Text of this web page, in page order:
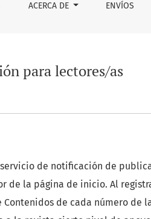
ACERCA DE ENVÍOS
para lectores/as
de notificación de
de la página de inicio. Al
de cada número de